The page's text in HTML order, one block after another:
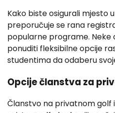
Kako biste osigurali mjesto
preporučuje se rana
popularne programe.
ponuditi fleksibilne opcije
studentima da odaberu
Opcije članstva za
Članstvo na privatnom golf